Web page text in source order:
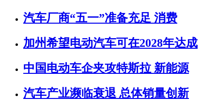
汽车厂商“五一”准备充足 消费
加州希望电动汽车可在2028年达成
中国电动车企夹攻特斯拉 新能源
汽车产业濒临衰退 总体销量创新